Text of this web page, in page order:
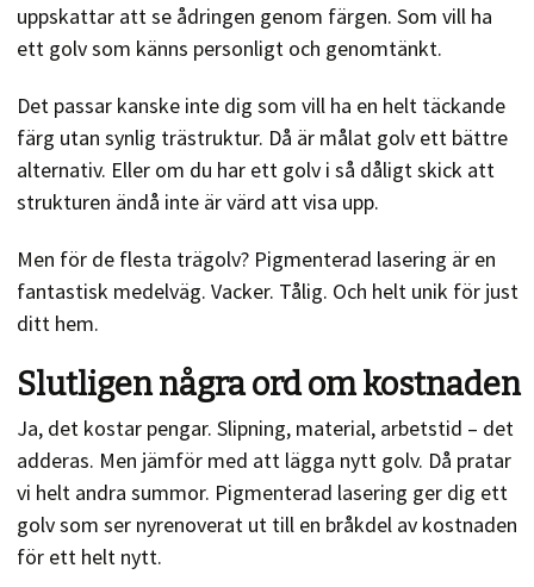
uppskattar att se ådringen genom färgen. Som vill ha
ett golv som känns personligt och genomtänkt.
Det passar kanske inte dig som vill ha en helt täckande
färg utan synlig trästruktur. Då är målat golv ett bättre
alternativ. Eller om du har ett golv i så dåligt skick att
strukturen ändå inte är värd att visa upp.
Men för de flesta trägolv? Pigmenterad lasering är en
fantastisk medelväg. Vacker. Tålig. Och helt unik för just
ditt hem.
Slutligen några ord om kostnaden
Ja, det kostar pengar. Slipning, material, arbetstid – det
adderas. Men jämför med att lägga nytt golv. Då pratar
vi helt andra summor. Pigmenterad lasering ger dig ett
golv som ser nyrenoverat ut till en bråkdel av kostnaden
för ett helt nytt.